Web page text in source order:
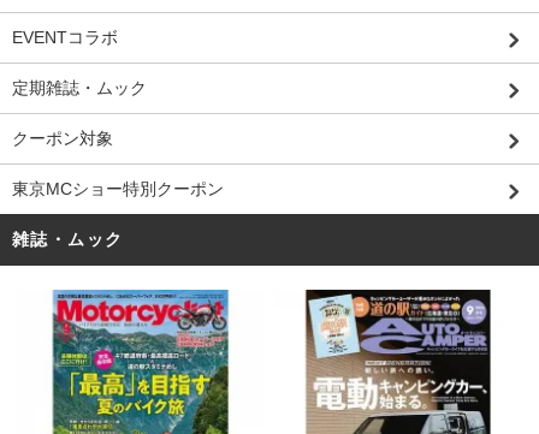
EVENTコラボ
定期雑誌・ムック
クーポン対象
東京MCショー特別クーポン
雑誌・ムック